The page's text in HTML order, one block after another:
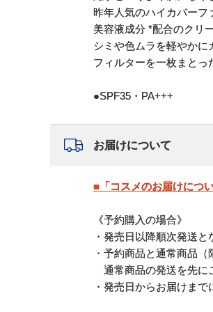
昨年人気のハイカバーフ
美容液成分 *配合のクリ
シミや色ムラを軽やかに
フィルターを一枚まとっ
●SPF35・PA+++
お届けについて
■「コスメのお届けにつ
《予約購入の場合》
・発売日以降順次発送と
・予約商品と通常商品
通常商品の発送を先に
・発売日からお届けま